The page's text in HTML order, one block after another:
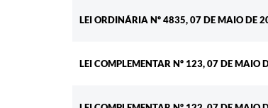
LEI ORDINÁRIA Nº 4835, 07 DE MAIO DE
LEI COMPLEMENTAR Nº 123, 07 DE MAIO